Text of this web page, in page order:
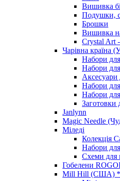
Вишивка
Подушки,
Брошки
Вишивка
Crystal Art
Чарівна країна
Набори
Набори
Аксесуари
Набори
Набори
Заготовки
Janlynn
Magic Needle
Міледі
Колекція
Набори
Схеми для
Гобелени
Mill Hill (США) *